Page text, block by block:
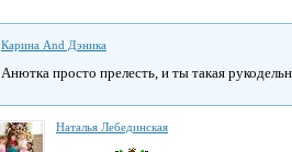
Карина And Дэника
Анютка просто прелесть, и ты такая
Наталья Лебединская